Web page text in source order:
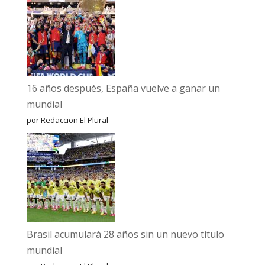
16 años después, España vuelve a ganar un
mundial
por Redaccion El Plural
Brasil acumulará 28 años sin un nuevo título
mundial